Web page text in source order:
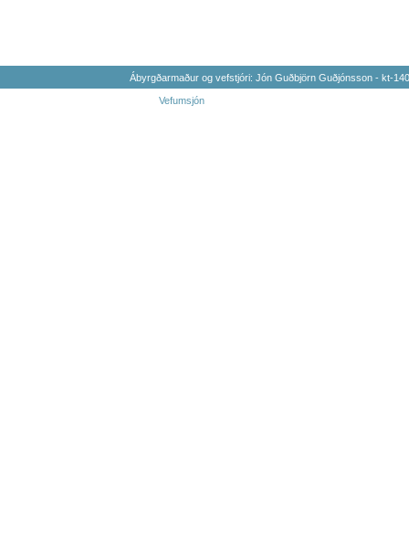
Ábyrgðarmaður og vefstjóri: Jón Guðbjörn Guðjónsson - kt-
Vefumsjón